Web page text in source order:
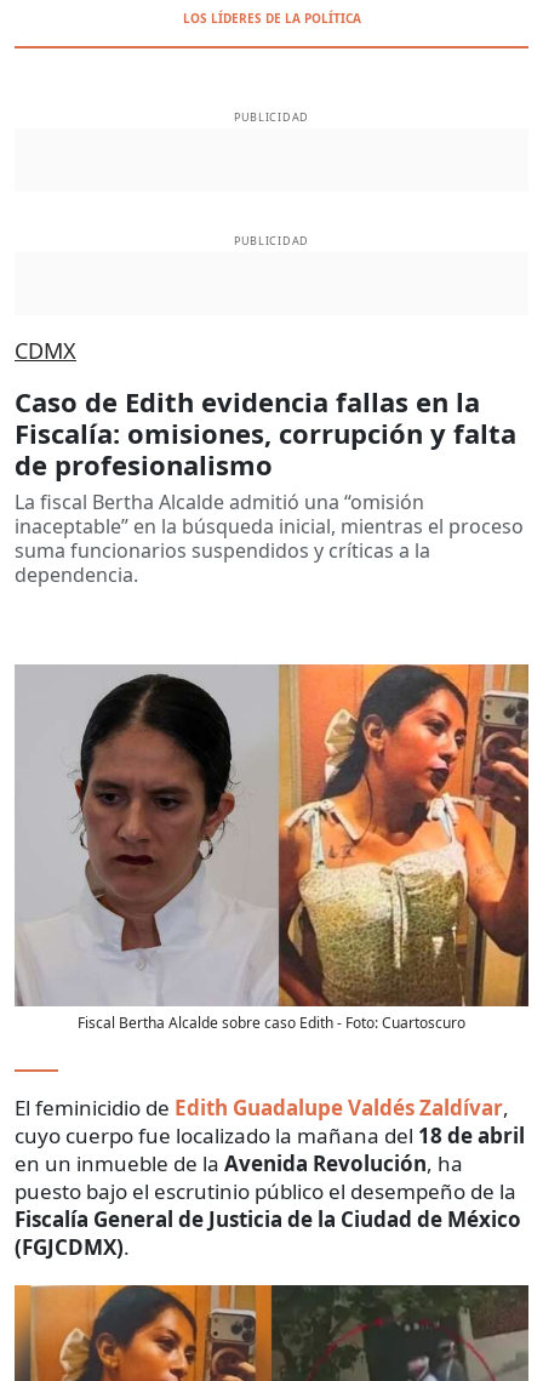
LOS LÍDERES DE LA POLÍTICA
PUBLICIDAD
PUBLICIDAD
CDMX
Caso de Edith evidencia fallas en la
Fiscalía: omisiones, corrupción y falta
de profesionalismo
La fiscal Bertha Alcalde admitió una “omisión
inaceptable” en la búsqueda inicial, mientras el proceso
suma funcionarios suspendidos y críticas a la
dependencia.
Fiscal Bertha Alcalde sobre caso Edith- Foto:Cuartoscuro
El feminicidio de Edith Guadalupe Valdés Zaldívar,
cuyo cuerpo fue localizado la mañana del 18 de abril
en un inmueble de la Avenida Revolución, ha
puesto bajo el escrutinio público el desempeño de la
Fiscalía General de Justicia de la Ciudad de México
(FGJCDMX).